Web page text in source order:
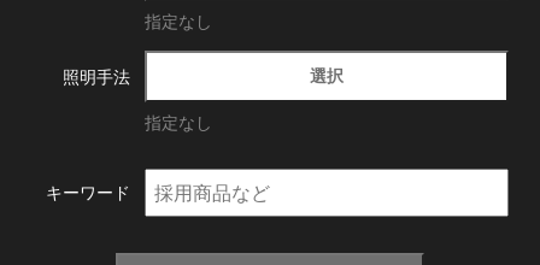
指定なし
照明手法 選択
指定なし
キーワード